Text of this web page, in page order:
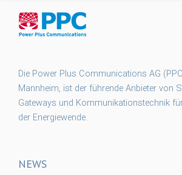
Die Power Plus Communications AG
Mannheim, ist der führende Anbieter von
Gateways und Kommunikationstechnik
der Energiewende.
NEWS